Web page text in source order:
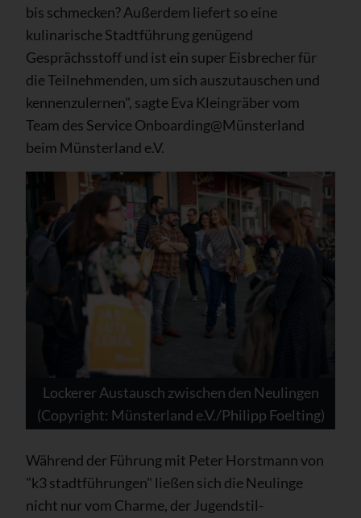
bis schmecken? Außerdem liefert so eine
kulinarische Stadtführung genügend
Gesprächsstoff und ist ein super Eisbrecher für
die Teilnehmenden, um sich auszutauschen und
kennenzulernen", sagte Eva Kleingräber vom
Team des Service Onboarding@Münsterland
beim Münsterland e.V.
Lockerer Austausch zwischen den Neulingen
(Copyright: Münsterland e.V./Philipp Foelting)
Während der Führung mit Peter Horstmann von
"k3 stadtführungen" ließen sich die Neulinge
nicht nur vom Charme, der Jugendstil-